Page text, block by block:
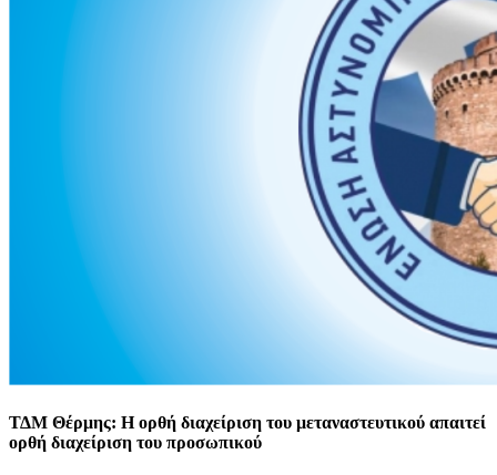
ΤΔΜ Θέρμης: Η ορθή διαχείριση του μεταναστευτικού απαιτεί
ορθή διαχείριση του προσωπικού